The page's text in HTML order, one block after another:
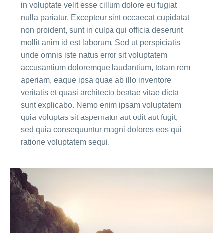
in voluptate velit esse cillum dolore eu fugiat
nulla pariatur. Excepteur sint occaecat cupidatat
non proident, sunt in culpa qui officia deserunt
mollit anim id est laborum. Sed ut perspiciatis
unde omnis iste natus error sit voluptatem
accusantium doloremque laudantium, totam rem
aperiam, eaque ipsa quae ab illo inventore
veritatis et quasi architecto beatae vitae dicta
sunt explicabo. Nemo enim ipsam voluptatem
quia voluptas sit aspernatur aut odit aut fugit,
sed quia consequuntur magni dolores eos qui
ratione voluptatem sequi.